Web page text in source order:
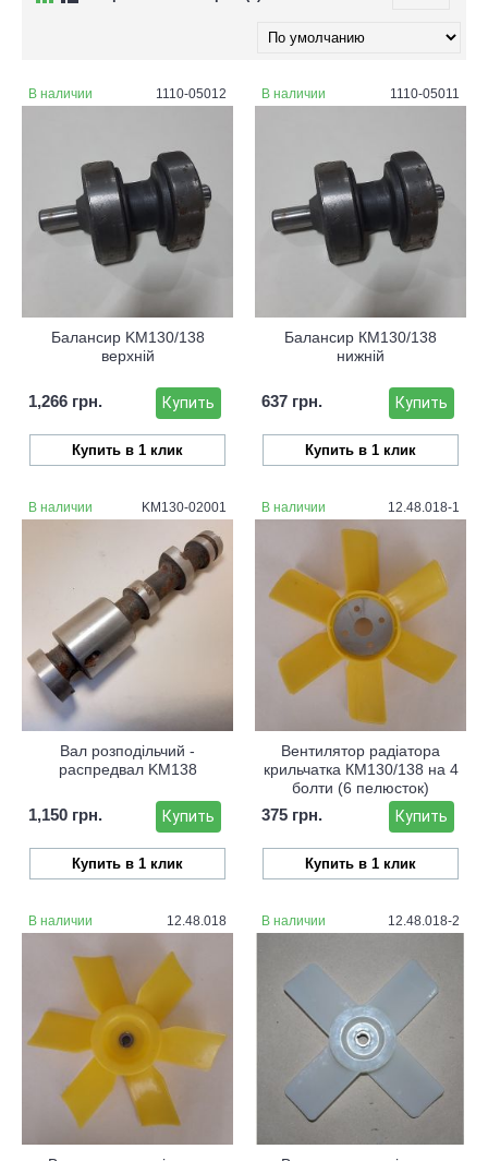
В наличии 1110-05012
Балансир KM130/138
верхній
1,266 грн. Купить
Купить в 1 клик
В наличии 1110-05011
Балансир КМ130/138
нижній
637 грн. Купить
Купить в 1 клик
В наличии KM130-02001
Вал розподільчий -
распредвал KM138
1,150 грн. Купить
Купить в 1 клик
В наличии 12.48.018-1
Вентилятор радіатора
крильчатка КМ130/138 на 4
болти (6 пелюсток)
375 грн. Купить
Купить в 1 клик
В наличии 12.48.018 В наличии 12.48.018-2